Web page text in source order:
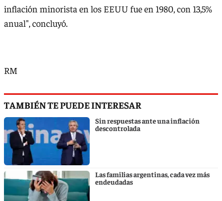
inflación minorista en los EEUU fue en 1980, con 13,5%
anual", concluyó.
RM
TAMBIÉN TE PUEDE INTERESAR
Sin respuestas ante una inflación
descontrolada
Las familias argentinas, cada vez más
endeudadas